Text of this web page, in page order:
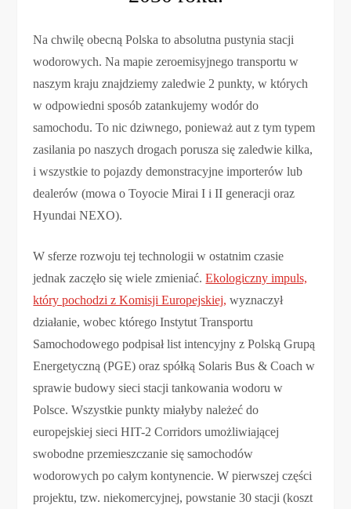
Na chwilę obecną Polska to absolutna pustynia stacji
wodorowych. Na mapie zeroemisyjnego transportu w
naszym kraju znajdziemy zaledwie 2 punkty, w których
w odpowiedni sposób zatankujemy wodór do
samochodu. To nic dziwnego, ponieważ aut z tym typem
zasilania po naszych drogach porusza się zaledwie kilka,
i wszystkie to pojazdy demonstracyjne importerów lub
dealerów (mowa o Toyocie Mirai I i II generacji oraz
Hyundai NEXO).
W sferze rozwoju tej technologii w ostatnim czasie
jednak zaczęło się wiele zmieniać.Ekologiczny impuls,
który pochodzi z Komisji Europejskiej, wyznaczył
działanie, wobec którego Instytut Transportu
Samochodowego podpisał list intencyjny z Polską Grupą
Energetyczną (PGE) oraz spółką Solaris Bus & Coach w
sprawie budowy sieci stacji tankowania wodoru w
Polsce. Wszystkie punkty miałyby należeć do
europejskiej sieci HIT-2 Corridors umożliwiającej
swobodne przemieszczanie się samochodów
wodorowych po całym kontynencie. W pierwszej części
projektu, tzw. niekomercyjnej, powstanie 30 stacji (koszt